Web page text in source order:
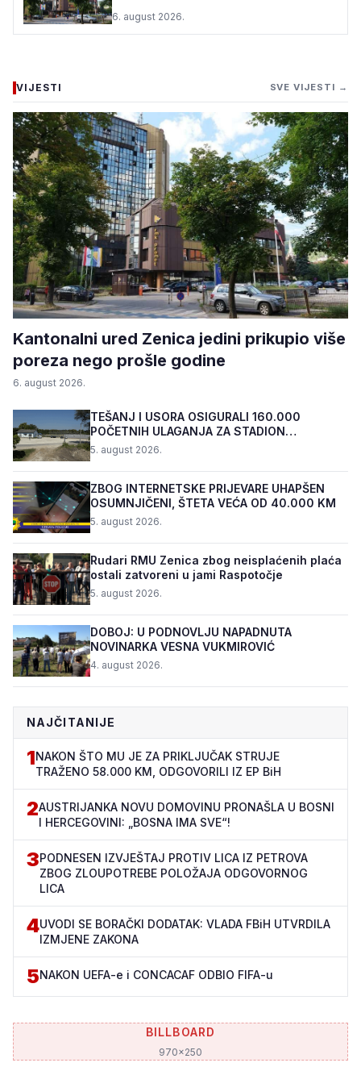
6. august 2026.
VIJESTI SVE VIJESTI →
Kantonalni ured Zenica jedini prikupio više
poreza nego prošle godine
6. august 2026.
TEŠANJ I USORA OSIGURALI 160.000
POČETNIH ULAGANJA ZA STADION
„TOPOLIK“
5. august 2026.
ZBOG INTERNETSKE PRIJEVARE UHAPŠEN
OSUMNJIČENI, ŠTETA VEĆA OD 40.000 KM
5. august 2026.
Rudari RMU Zenica zbog neisplaćenih plaća
ostali zatvoreni u jami Raspotočje
5. august 2026.
DOBOJ: U PODNOVLJU NAPADNUTA
NOVINARKA VESNA VUKMIROVIĆ
4. august 2026.
NAJČITANIJE
1NAKON ŠTO MU JE ZA PRIKLJUČAK STRUJE
TRAŽENO 58.000 KM, ODGOVORILI IZ EP BiH
2AUSTRIJANKA NOVU DOMOVINU PRONAŠLA U BOSNI
I HERCEGOVINI: „BOSNA IMA SVE“!
3PODNESEN IZVJEŠTAJ PROTIV LICA IZ PETROVA
ZBOG ZLOUPOTREBE POLOŽAJA ODGOVORNOG
LICA
4UVODI SE BORAČKI DODATAK: VLADA FBiH UTVRDILA
IZMJENE ZAKONA
5NAKON UEFA-e i CONCACAF ODBIO FIFA-u
BILLBOARD
970x250